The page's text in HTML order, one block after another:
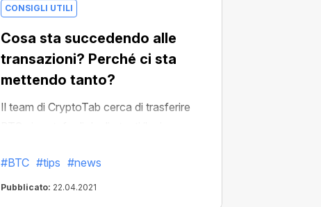
CONSIGLI UTILI
Cosa sta succedendo alle
transazioni? Perché ci sta
mettendo tanto?
Il team di CryptoTab cerca di trasferire
iscrizione è un dato di fatto che non
dipende da noi. Abbiamo già discusso di
#BTC #tips #news
Pubblicato: 22.04.2021